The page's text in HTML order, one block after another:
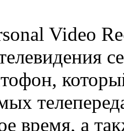
Video
время, а